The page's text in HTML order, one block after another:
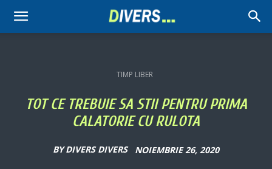
Divers
TIMP LIBER
TOT CE TREBUIE SA STII PENTRU PRIMA
CALATORIE CU RULOTA
BY DIVERS DIVERS NOIEMBRIE 26, 2020